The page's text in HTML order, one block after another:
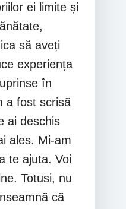
ei limite și
să aveți
experiența
în
a fost scrisã
ai deschis
ales. Mi-am
te ajuta. Voi
Totusi, nu
cã